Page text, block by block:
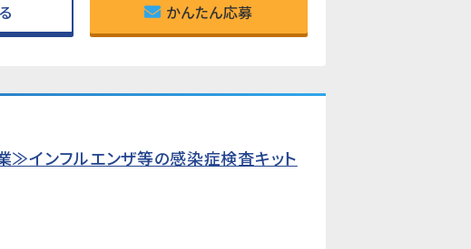
かんたん応募
ンフルエンザ等の感染症検査キット